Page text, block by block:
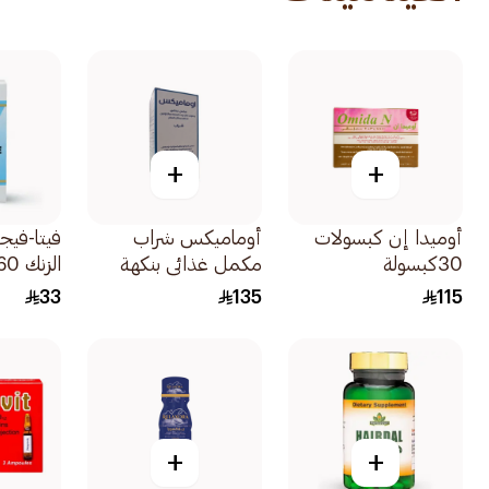
+
أوميدا إن كبسولات
30كبسولة
115
+
أوماميكس شراب
مكمل غذائي بنكهة
الفراولة 200مل
135
فيتا-
الزنك 60قرص
33
+
+